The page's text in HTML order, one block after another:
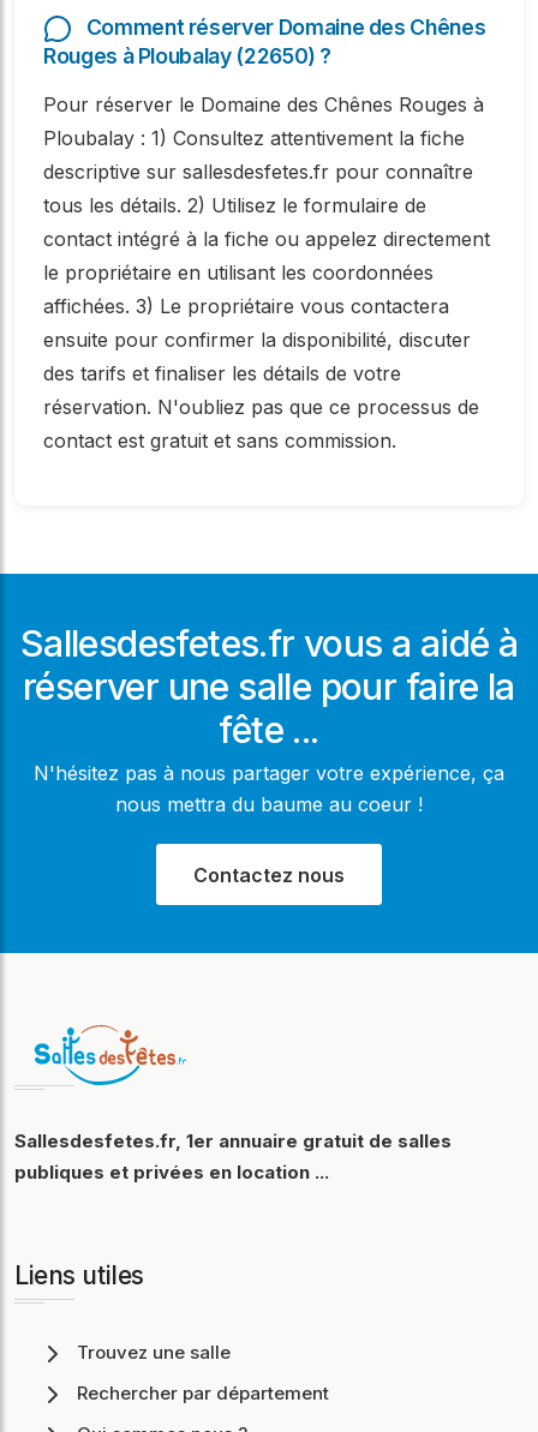
Comment réserver Domaine des Chênes
Rouges à Ploubalay (22650) ?
Pour réserver le Domaine des Chênes Rouges à
Ploubalay : 1) Consultez attentivement la fiche
descriptive sur sallesdesfetes.fr pour connaître
tous les détails. 2) Utilisez le formulaire de
contact intégré à la fiche ou appelez directement
le propriétaire en utilisant les coordonnées
affichées. 3) Le propriétaire vous contactera
ensuite pour confirmer la disponibilité, discuter
des tarifs et finaliser les détails de votre
réservation. N'oubliez pas que ce processus de
contact est gratuit et sans commission.
Sallesdesfetes.fr vous a aidé à
réserver une salle pour faire la
fête ...
N'hésitez pas à nous partager votre expérience, ça
nous mettra du baume au coeur !
Contactez nous
Sallesdesfetes.fr, 1er annuaire gratuit de salles
publiques et privées en location ...
Liens utiles
Trouvez une salle
Rechercher par département